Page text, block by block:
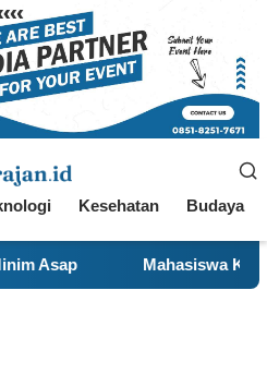
Kesehatan Budaya
KKN 29 UINSA Perbarui